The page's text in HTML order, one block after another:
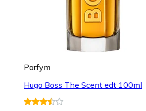
Parfym
Hugo Boss The Scent edt 100ml